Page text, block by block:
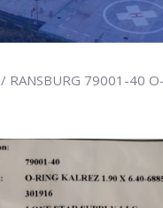
/ RANSBURG 79001-40